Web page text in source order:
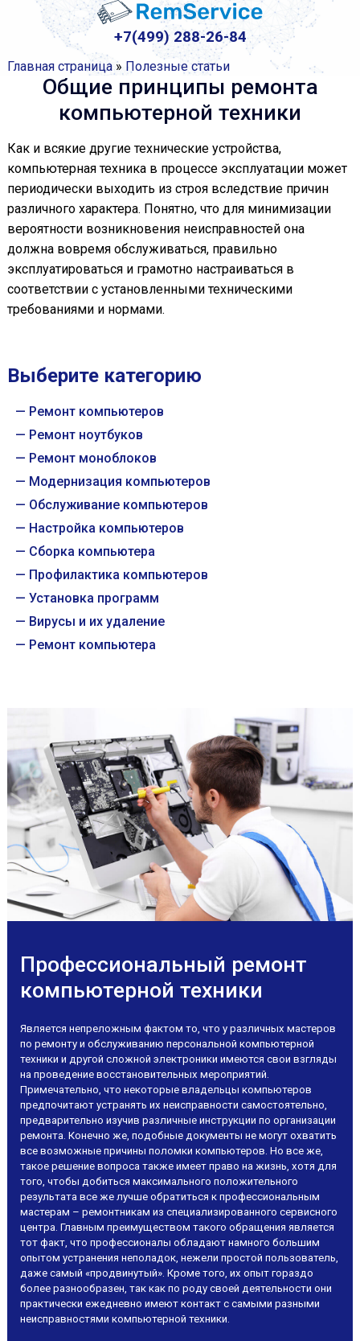
+7(499) 288-26-84
Выберите категорию
Ремонт компьютеров
Ремонт ноутбуков
Ремонт моноблоков
Модернизация компьютеров
Обслуживание компьютеров
Настройка компьютеров
Сборка компьютера
Профилактика компьютеров
Установка программ
Вирусы и их удаление
Ремонт компьютера
Главная страница» Полезные статьи
Общие принципы ремонта
компьютерной техники
Как и всякие другие технические устройства,
компьютерная техника в процессе эксплуатации может
периодически выходить из строя вследствие причин
различного характера. Понятно, что для минимизации
вероятности возникновения неисправностей она
должна вовремя обслуживаться, правильно
эксплуатироваться и грамотно настраиваться в
соответствии с установленными техническими
требованиями и нормами.
Профессиональный ремонт
компьютерной техники
Является непреложным фактом то, что у различных мастеров
по ремонту и обслуживанию персональной компьютерной
техники и другой сложной электроники имеются свои взгляды
на проведение восстановительных мероприятий.
Примечательно, что некоторые владельцы компьютеров
предпочитают устранять их неисправности самостоятельно,
предварительно изучив различные инструкции по организации
ремонта. Конечно же, подобные документы не могут охватить
все возможные причины поломки компьютеров. Но все же,
такое решение вопроса также имеет право на жизнь, хотя для
того, чтобы добиться максимального положительного
результата все же лучше обратиться к профессиональным
мастерам – ремонтникам из специализированного сервисного
центра. Главным преимуществом такого обращения является
тот факт, что профессионалы обладают намного большим
опытом устранения неполадок, нежели простой пользователь,
даже самый «продвинутый». Кроме того, их опыт гораздо
более разнообразен, так как по роду своей деятельности они
практически ежедневно имеют контакт с самыми разными
неисправностями компьютерной техники.